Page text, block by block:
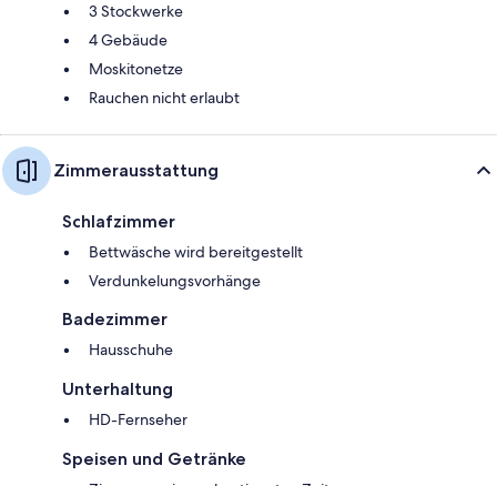
3 Stockwerke
4 Gebäude
Moskitonetze
Rauchen nicht erlaubt
Zimmerausstattung
Schlafzimmer
Bettwäsche wird bereitgestellt
Verdunkelungsvorhänge
Badezimmer
Hausschuhe
Unterhaltung
HD-Fernseher
Speisen und Getränke